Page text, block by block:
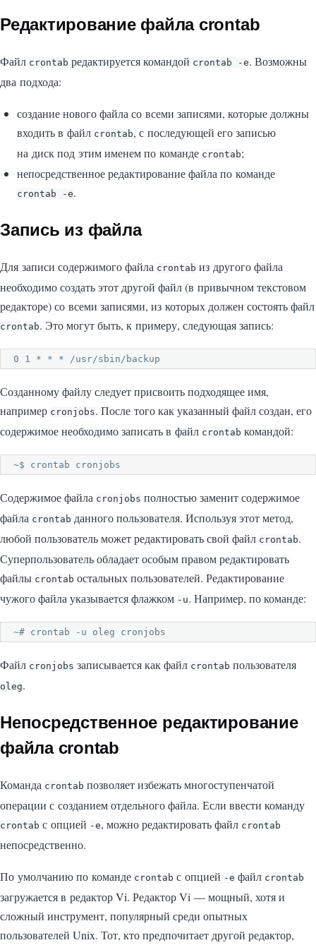
Редактирование файла crontab
Файл crontab редактируется командой crontab -e. Возможны
два подхода:
создание нового файла со всеми записями, которые должны
входить в файл crontab, с последующей его записью
на диск под этим именем по команде crontab;
непосредственное редактирование файла по команде
crontab -e.
Запись из файла
Для записи содержимого файла crontab из другого файла
необходимо создать этот другой файл (в привычном текстовом
редакторе) со всеми записями, из которых должен состоять файл
crontab. Это могут быть, к примеру, следующая запись:
0 1 * * * /usr/sbin/backup
Созданному файлу следует присвоить подходящее имя,
например сronjobs. После того как указанный файл создан, его
содержимое необходимо записать в файл crontab командой:
~$ crontab cronjobs
Содержимое файла cronjobs полностью заменит содержимое
файла crontab данного пользователя. Используя этот метод,
любой пользователь может редактировать свой файл crontab.
Суперпользователь обладает особым правом редактировать
файлы crontab остальных пользователей. Редактирование
чужого файла указывается флажком -u. Например, по команде:
~# crontab -u oleg cronjobs
Файл cronjobs записывается как файл crontab пользователя
oleg.
Непосредственное редактирование
файла crontab
Команда crontab позволяет избежать многоступенчатой
операции с созданием отдельного файла. Если ввести команду
crontab с опцией -е, можно редактировать файл crontab
непосредственно.
По умолчанию по команде crontab с опцией -е файл crontab
загружается в редактор Vi. Редактор Vi — мощный, хотя и
сложный инструмент, популярный среди опытных
пользователей Unix. Тот, кто предпочитает другой редактор,